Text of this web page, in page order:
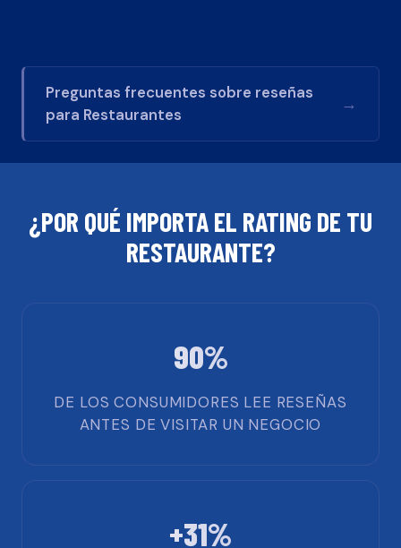
Preguntas frecuentes sobre reseñas
para Restaurantes
→
¿POR QUÉ IMPORTA EL RATING DE TU
RESTAURANTE?
90%
DE LOS CONSUMIDORES LEE RESEÑAS
ANTES DE VISITAR UN NEGOCIO
+31%